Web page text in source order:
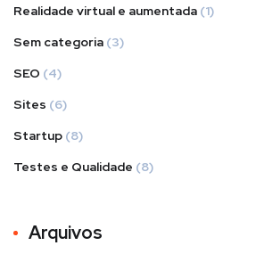
Realidade virtual e aumentada (1)
Sem categoria (3)
SEO (4)
Sites (6)
Startup (8)
Testes e Qualidade (8)
Arquivos